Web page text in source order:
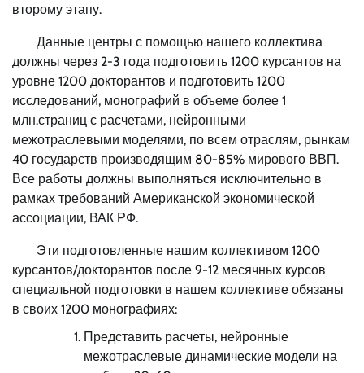
второму этапу.
Данные центры с помощью нашего коллектива
должны через 2-3 года подготовить 1200 курсантов на
уровне 1200 докторантов и подготовить 1200
исследований, монографий в объеме более 1
млн.страниц с расчетами, нейронными
межотраслевыми моделями, по всем отраслям, рынкам
40 государств производящим 80-85% мирового ВВП.
Все работы должны выполняться исключительно в
рамках требований Американской экономической
ассоциации, ВАК РФ.
Эти подготовленные нашим коллективом 1200
курсантов/докторантов после 9-12 месячных курсов
специальной подготовки в нашем коллективе обязаны
в своих 1200 монографиях:
Представить расчеты, нейронные
межотраслевые динамические модели на